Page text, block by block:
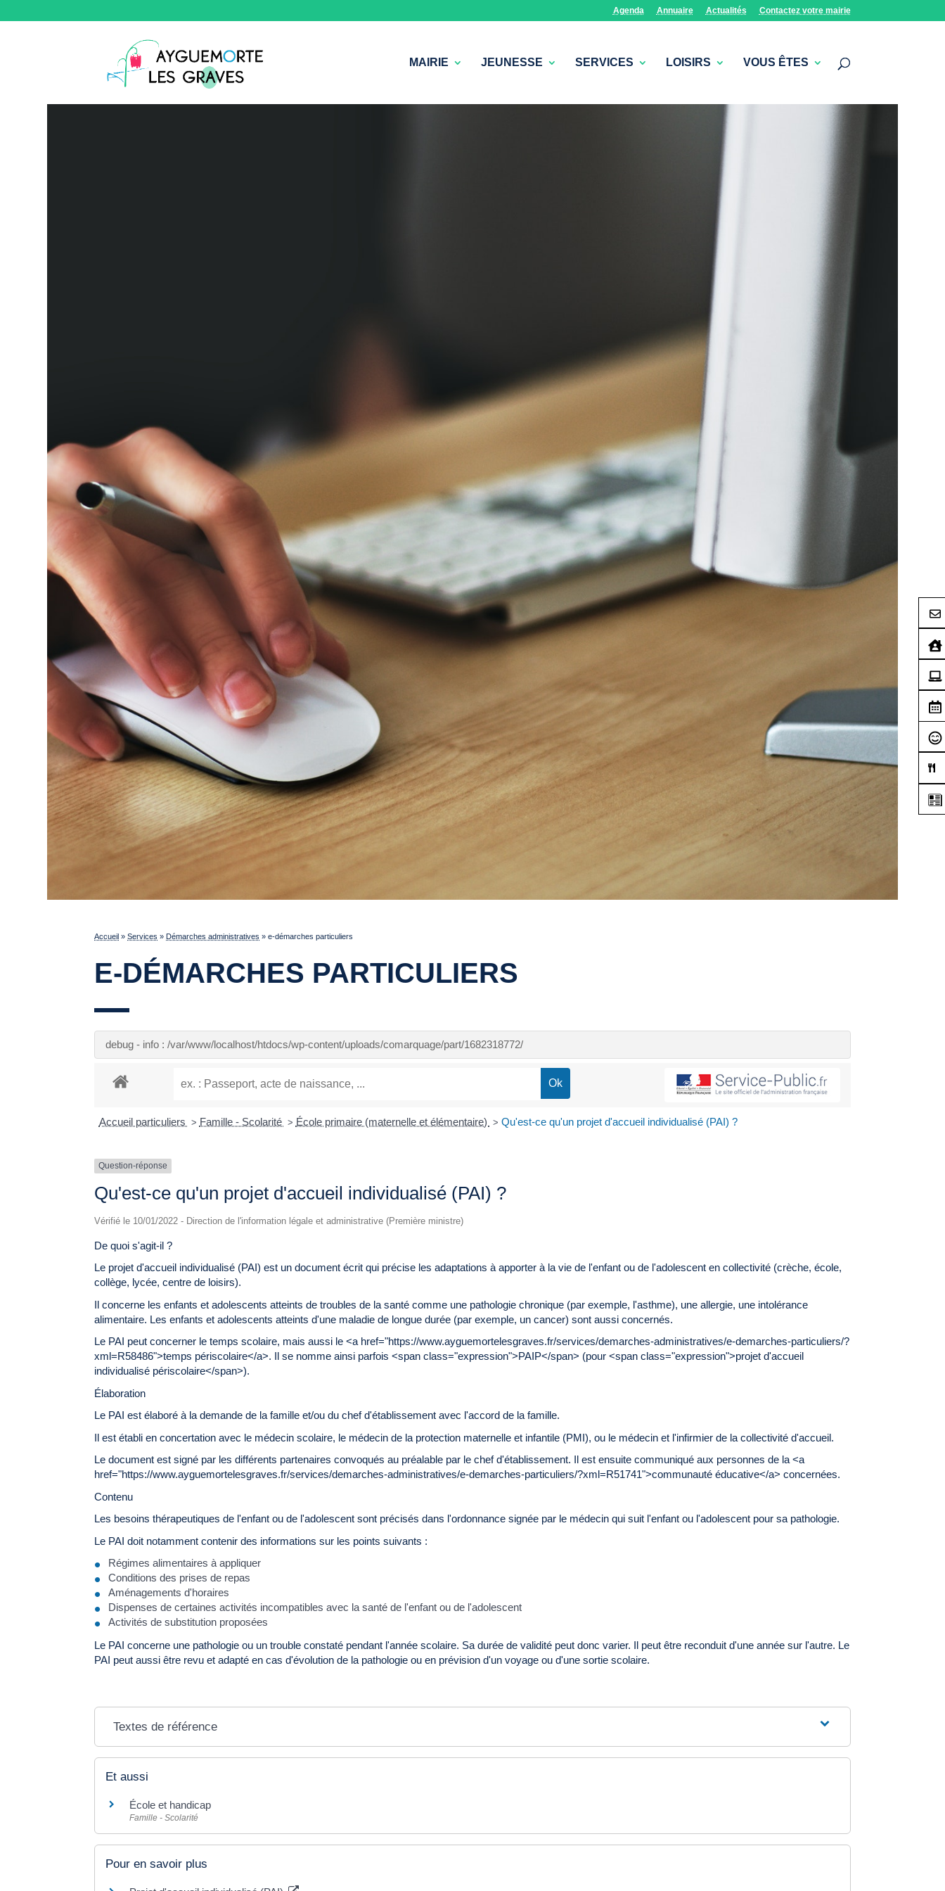
Agenda Annuaire Actualités Contactez votre mairie
MAIRIE JEUNESSE SERVICES LOISIRS VOUS ÊTES
Accueil »Services » Démarches administratives »e-démarches particuliers
E-DÉMARCHES PARTICULIERS
debug - info : /var/www/localhost/htdocs/wp-content/uploads/comarquage/part/1682318772/
Accueil particuliers > Famille - Scolarité > École primaire (maternelle et élémentaire) > Qu'est-ce qu'un projet d'accueil individualisé (PAI) ?
Question-réponse
Qu'est-ce qu'un projet d'accueil individualisé (PAI) ?
Vérifié le 10/01/2022 - Direction de l'information légale et administrative (Première ministre)
De quoi s'agit-il ?
Le projet d'accueil individualisé (PAI) est un document écrit qui précise les adaptations à apporter à la vie de l'enfant ou de l'adolescent en collectivité (crèche, école,
collège, lycée, centre de loisirs).
Il concerne les enfants et adolescents atteints de troubles de la santé comme une pathologie chronique (par exemple, l'asthme), une allergie, une intolérance
alimentaire. Les enfants et adolescents atteints d'une maladie de longue durée (par exemple, un cancer) sont aussi concernés.
Le PAI peut concerner le temps scolaire, mais aussi le <a href="https://www.ayguemortelesgraves.fr/services/demarches-administratives/e-demarches-particuliers/?
xml=R58486">temps périscolaire</a>. Il se nomme ainsi parfois <span class="expression">PAIP</span> (pour <span class="expression">projet d'accueil
individualisé périscolaire</span>).
Élaboration
Le PAI est élaboré à la demande de la famille et/ou du chef d'établissement avec l'accord de la famille.
Il est établi en concertation avec le médecin scolaire, le médecin de la protection maternelle et infantile (PMI), ou le médecin et l'infirmier de la collectivité d'accueil.
Le document est signé par les différents partenaires convoqués au préalable par le chef d'établissement. Il est ensuite communiqué aux personnes de la <a
href="https://www.ayguemortelesgraves.fr/services/demarches-administratives/e-demarches-particuliers/?xml=R51741">communauté éducative</a> concernées.
Contenu
Les besoins thérapeutiques de l'enfant ou de l'adolescent sont précisés dans l'ordonnance signée par le médecin qui suit l'enfant ou l'adolescent pour sa pathologie.
Le PAI doit notamment contenir des informations sur les points suivants :
Régimes alimentaires à appliquer
Conditions des prises de repas
Aménagements d'horaires
Dispenses de certaines activités incompatibles avec la santé de l'enfant ou de l'adolescent
Activités de substitution proposées
Le PAI concerne une pathologie ou un trouble constaté pendant l'année scolaire. Sa durée de validité peut donc varier. Il peut être reconduit d'une année sur l'autre. Le
PAI peut aussi être revu et adapté en cas d'évolution de la pathologie ou en prévision d'un voyage ou d'une sortie scolaire.
Textes de référence
Et aussi
École et handicap
Famille - Scolarité
Pour en savoir plus